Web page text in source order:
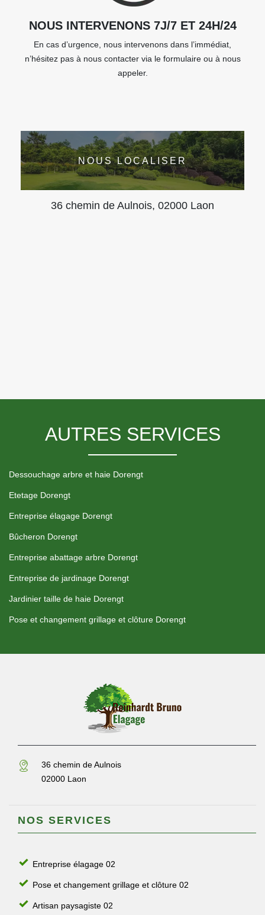
NOUS INTERVENONS 7J/7 ET 24H/24
En cas d’urgence, nous intervenons dans l’immédiat,
n’hésitez pas à nous contacter via le formulaire ou à nous
appeler.
NOUS LOCALISER
36 chemin de Aulnois, 02000 Laon
AUTRES SERVICES
Dessouchage arbre et haie Dorengt
Etetage Dorengt
Entreprise élagage Dorengt
Bûcheron Dorengt
Entreprise abattage arbre Dorengt
Entreprise de jardinage Dorengt
Jardinier taille de haie Dorengt
Pose et changement grillage et clôture Dorengt
36 chemin de Aulnois
02000 Laon
NOS SERVICES
Entreprise élagage 02
Pose et changement grillage et clôture 02
Artisan paysagiste 02